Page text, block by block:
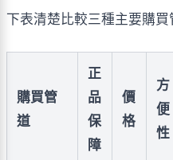
下表清楚比較三種主要購買
購買管
道
正
品
保
障
價
格
方
便
性